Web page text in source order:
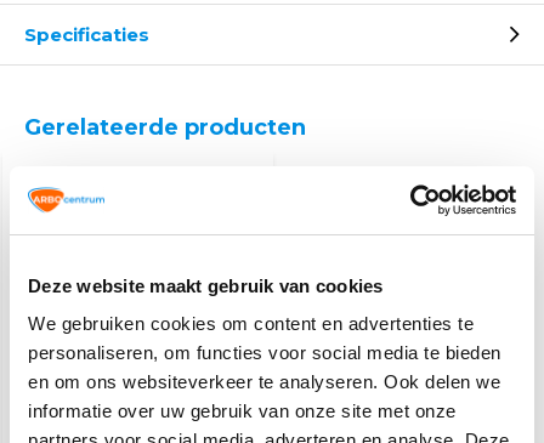
Deze website maakt gebruik van cookies
We gebruiken cookies om content en advertenties te
personaliseren, om functies voor social media te bieden
en om ons websiteverkeer te analyseren. Ook delen we
informatie over uw gebruik van onze site met onze
Specificaties
Gerelateerde producten
Pleisterdispenser